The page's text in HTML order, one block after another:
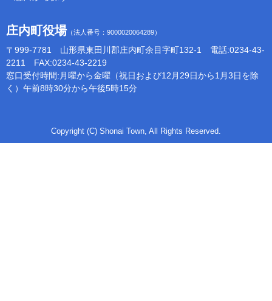
庄内町役場（法人番号：9000020064289）
〒999-7781 山形県東田川郡庄内町余目字町132-1 電話:0234-43-
2211 FAX:0234-43-2219
窓口受付時間:月曜から金曜（祝日および12月29日から1月3日を除
く）午前8時30分から午後5時15分
Copyright (C) Shonai Town, All Rights Reserved.